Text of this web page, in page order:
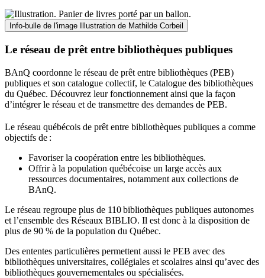
Info-bulle de l'image Illustration de Mathilde Corbeil
Le réseau de prêt entre bibliothèques publiques
BAnQ coordonne le réseau de prêt entre bibliothèques (PEB)
publiques et son catalogue collectif, le Catalogue des bibliothèques
du Québec. Découvrez leur fonctionnement ainsi que la façon
d’intégrer le réseau et de transmettre des demandes de PEB.
Le réseau québécois de prêt entre bibliothèques publiques a comme
objectifs de :
Favoriser la coopération entre les bibliothèques.
Offrir à la population québécoise un large accès aux
ressources documentaires, notamment aux collections de
BAnQ.
Le réseau regroupe plus de 110bibliothèques publiques autonomes
et l’ensemble des Réseaux BIBLIO. Il est donc à la disposition de
plus de 90 % de la population du Québec.
Des ententes particulières permettent aussi le PEB avec des
bibliothèques universitaires, collégiales et scolaires ainsi qu’avec des
bibliothèques gouvernementales ou spécialisées.